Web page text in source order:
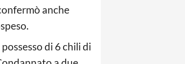
anche
di 6 chili di